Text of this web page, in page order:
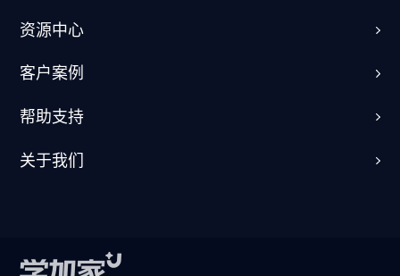
资源中心
客户案例
帮助支持
关于我们